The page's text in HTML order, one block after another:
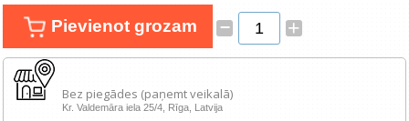
Pievienot grozam – +
Bez piegādes (paņemt veikalā)
Kr. Valdemāra iela 25/4, Rīga, Latvija